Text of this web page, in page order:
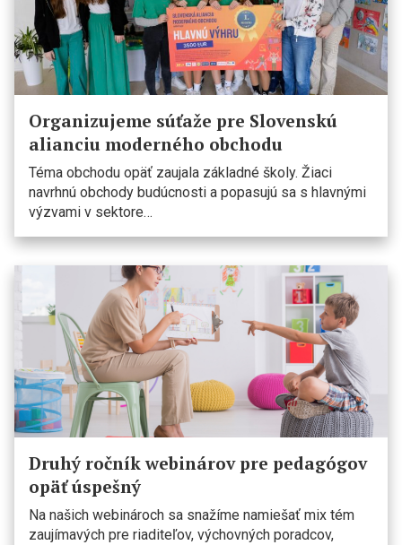
Organizujeme súťaže pre Slovenskú
alianciu moderného obchodu
Téma obchodu opäť zaujala základné školy. Žiaci
navrhnú obchody budúcnosti a popasujú sa s hlavnými
výzvami v sektore…
Druhý ročník webinárov pre pedagógov
opäť úspešný
Na našich webinároch sa snažíme namiešať mix tém
zaujímavých pre riaditeľov, výchovných poradcov,